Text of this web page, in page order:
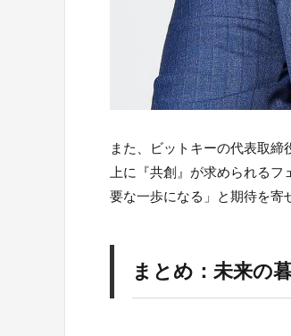
また、ビットキーの代表取
上に『共創』が求められる
要な一歩になる」と期待を寄
まとめ：未来の